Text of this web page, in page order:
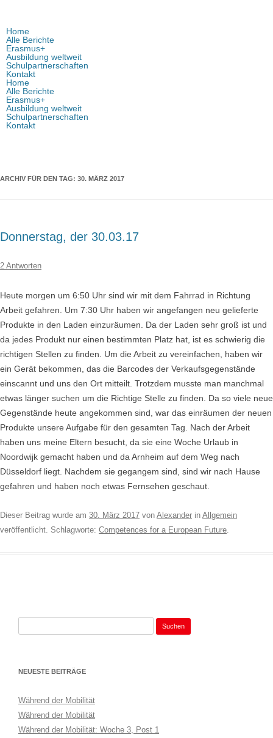
Home
Alle Berichte
Erasmus+
Ausbildung weltweit
Schulpartnerschaften
Kontakt
Home
Alle Berichte
Erasmus+
Ausbildung weltweit
Schulpartnerschaften
Kontakt
ARCHIV FÜR DEN TAG: 30. MÄRZ 2017
Donnerstag, der 30.03.17
2 Antworten
Heute morgen um 6:50 Uhr sind wir mit dem Fahrrad in Richtung
Arbeit gefahren. Um 7:30 Uhr haben wir angefangen neu gelieferte
Produkte in den Laden einzuräumen. Da der Laden sehr groß ist und
da jedes Produkt nur einen bestimmten Platz hat, ist es schwierig die
richtigen Stellen zu finden. Um die Arbeit zu vereinfachen, haben wir
ein Gerät bekommen, das die Barcodes der Verkaufsgegenstände
einscannt und uns den Ort mitteilt. Trotzdem musste man manchmal
etwas länger suchen um die Richtige Stelle zu finden. Da so viele neue
Gegenstände heute angekommen sind, war das einräumen der neuen
Produkte unsere Aufgabe für den gesamten Tag. Nach der Arbeit
haben uns meine Eltern besucht, da sie eine Woche Urlaub in
Noordwijk gemacht haben und da Arnheim auf dem Weg nach
Düsseldorf liegt. Nachdem sie gegangem sind, sind wir nach Hause
gefahren und haben noch etwas Fernsehen geschaut.
Dieser Beitrag wurde am 30. März 2017 von Alexander in Allgemein
veröffentlicht. Schlagworte: Competences for a European Future.
NEUESTE BEITRÄGE
Während der Mobilität
Während der Mobilität
Während der Mobilität: Woche 3, Post 1